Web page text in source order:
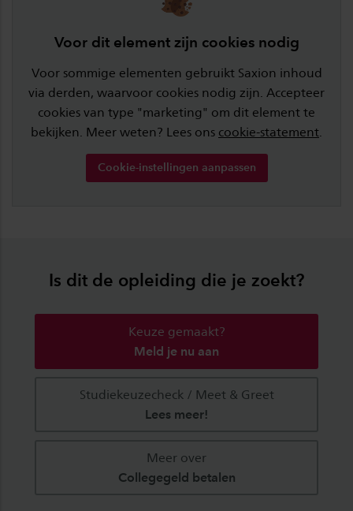
Voor dit element zijn cookies nodig
Voor sommige elementen gebruikt Saxion inhoud
via derden, waarvoor cookies nodig zijn. Accepteer
cookies van type "marketing" om dit element te
bekijken. Meer weten? Lees ons cookie-statement.
Cookie-instellingen aanpassen
Is dit de opleiding die je zoekt?
Keuze gemaakt?
Meld je nu aan
Studiekeuzecheck / Meet & Greet
Lees meer!
Meer over
Collegegeld betalen